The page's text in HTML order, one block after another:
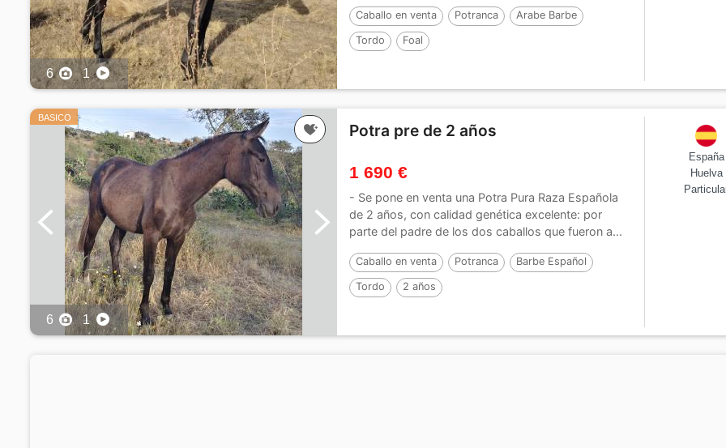
6 1
Caballo en venta Potranca Arabe Barbe
Tordo Foal
BASICO
6 1
Potra pre de 2 años
1 690 €
- Se pone en venta una Potra Pura Raza Española
de 2 años, con calidad genética excelente: por
parte del padre de los dos caballos que fueron a...
Caballo en venta Potranca Barbe Español
Tordo 2 años
España
Huelva